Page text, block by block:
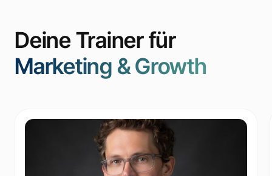
Deine Trainer für
Marketing & Growth